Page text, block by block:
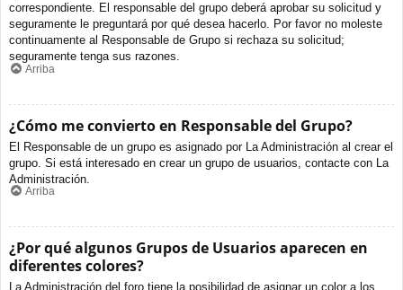
correspondiente. El responsable del grupo deberá aprobar su solicitud y
seguramente le preguntará por qué desea hacerlo. Por favor no moleste
continuamente al Responsable de Grupo si rechaza su solicitud;
seguramente tenga sus razones.
Arriba
¿Cómo me convierto en Responsable del Grupo?
El Responsable de un grupo es asignado por La Administración al crear el
grupo. Si está interesado en crear un grupo de usuarios, contacte con La
Administración.
Arriba
¿Por qué algunos Grupos de Usuarios aparecen en
diferentes colores?
La Administración del foro tiene la posibilidad de asignar un color a los